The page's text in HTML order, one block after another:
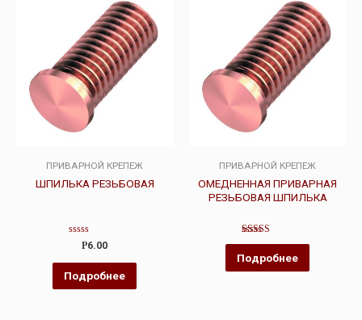
ПРИВАРНОЙ КРЕПЕЖ
ШПИЛЬКА РЕЗЬБОВАЯ
Оценка
из
Р6.00
Подробнее
ПРИВАРНОЙ КРЕПЕЖ
ОМЕДНЕННАЯ ПРИВАРНАЯ
РЕЗЬБОВАЯ ШПИЛЬКА
Оценка
из 5
Подробнее